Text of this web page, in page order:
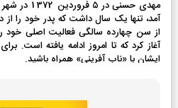
آمد، تنها یک سال داشت که پدر خود را از
از سن چهارده سالگی فعالیت اصلی خود
آغاز کرد که تا امروز ادامه یافته است.
ایشان با «ناب آفرینی» همراه باشید.